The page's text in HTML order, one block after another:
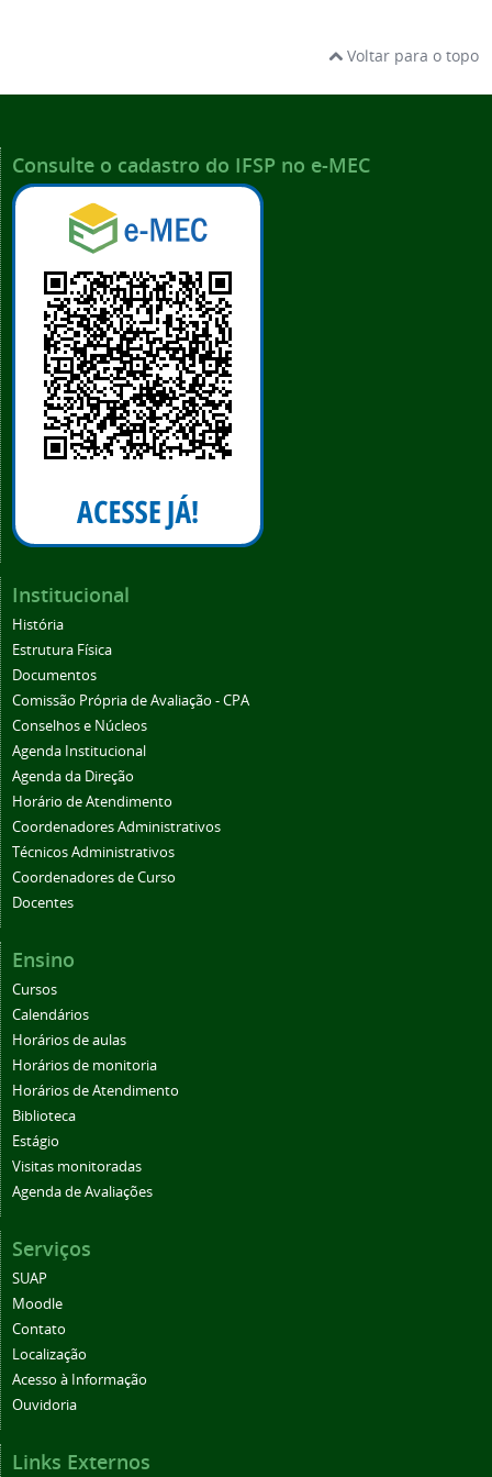
Voltar para o topo
Consulte o cadastro do IFSP no e-MEC
Institucional
História
Estrutura Física
Documentos
Comissão Própria de Avaliação - CPA
Conselhos e Núcleos
Agenda Institucional
Agenda da Direção
Horário de Atendimento
Coordenadores Administrativos
Técnicos Administrativos
Coordenadores de Curso
Docentes
Ensino
Cursos
Calendários
Horários de aulas
Horários de monitoria
Horários de Atendimento
Biblioteca
Estágio
Visitas monitoradas
Agenda de Avaliações
Serviços
SUAP
Moodle
Contato
Localização
Acesso à Informação
Ouvidoria
Links Externos